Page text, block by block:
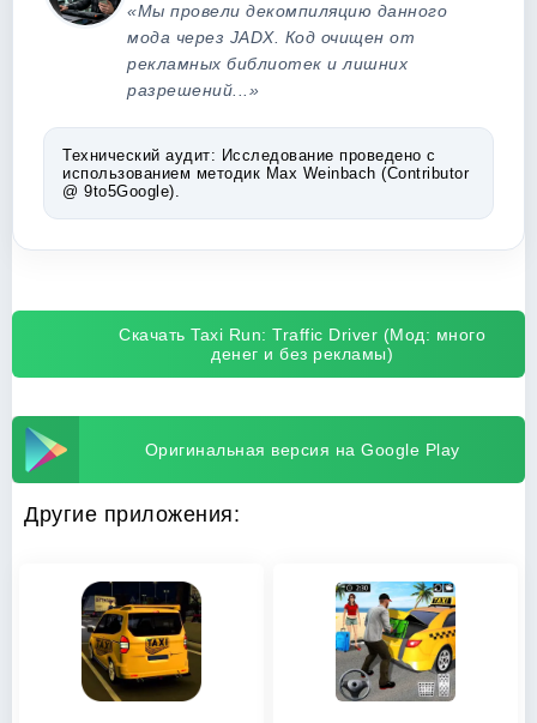
«Мы провели декомпиляцию данного
мода через JADX. Код очищен от
рекламных библиотек и лишних
разрешений...»
Технический аудит: Исследование проведено с
использованием методик Max Weinbach (Contributor
@ 9to5Google).
Скачать Taxi Run: Traffic Driver (Мод: много
денег и без рекламы)
Оригинальная версия на Google Play
Другие приложения: